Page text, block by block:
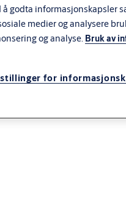
å godta informasjonskapsler
medier og analysere
og analyse. Bruk av
for